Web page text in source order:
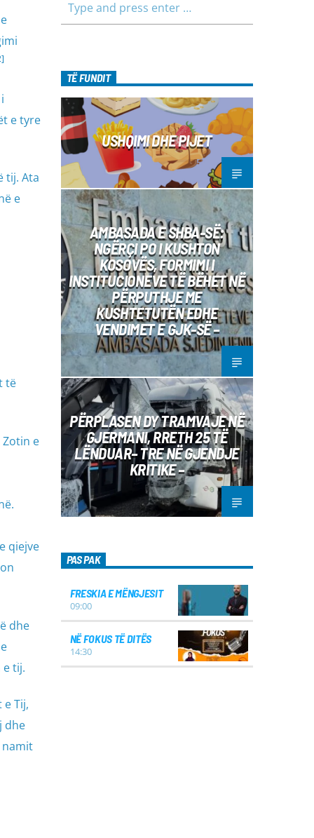
e tyre
tij. Ata
e
të
e
qiejve
dhe
tij.
Tij,
dhe
namit
TË FUNDIT
USHQIMI DHE PIJET
AMBASADA E SHBA-SË:
NGËRÇI PO I KUSHTON
KOSOVËS, FORMIMI I
INSTITUCIONEVE TË BËHET NË
PËRPUTHJE ME
KUSHTETUTËN EDHE
VENDIMET E GJK-SË –
PËRPLASEN DY TRAMVAJE NË
GJERMANI, RRETH 25 TË
LËNDUAR– TRE NË GJENDJE
KRITIKE –
PAS PAK
FRESKIA E MËNGJESIT
09:00
NË FOKUS TË DITËS
14:30